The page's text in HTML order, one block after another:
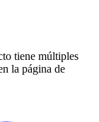
tiene múltiples
la página de